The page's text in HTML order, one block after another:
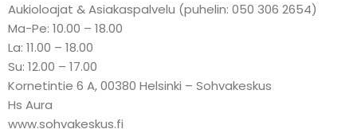
Aukioloajat & Asiakaspalvelu (puhelin: 050 306 2654)
Ma-Pe: 10.00 – 18.00
La: 11.00 – 18.00
Su: 12.00 – 17.00
Kornetintie 6 A, 00380 Helsinki – Sohvakeskus
Hs Aura
www.sohvakeskus.fi